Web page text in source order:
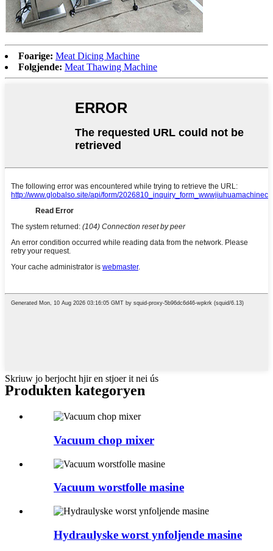
Foarige: Meat Dicing Machine
Folgjende: Meat Thawing Machine
Skriuw jo berjocht hjir en stjoer it nei ús
Produkten kategoryen
Vacuum chop mixer
Vacuum worstfolle masine
Hydraulyske worst ynfoljende masine